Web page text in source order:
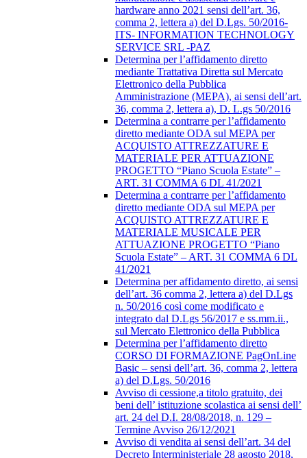
hardware anno 2021 sensi dell’art. 36,
comma 2, lettera a) del D.Lgs. 50/2016-
ITS- INFORMATION TECHNOLOGY
SERVICE SRL -PAZ
Determina per l’affidamento diretto
mediante Trattativa Diretta sul Mercato
Elettronico della Pubblica
Amministrazione (MEPA), ai sensi dell’art.
36, comma 2, lettera a), D. L.gs 50/2016
Determina a contrarre per l’affidamento
diretto mediante ODA sul MEPA per
ACQUISTO ATTREZZATURE E
MATERIALE PER ATTUAZIONE
PROGETTO “Piano Scuola Estate” –
ART. 31 COMMA 6 DL 41/2021
Determina a contrarre per l’affidamento
diretto mediante ODA sul MEPA per
ACQUISTO ATTREZZATURE E
MATERIALE MUSICALE PER
ATTUAZIONE PROGETTO “Piano
Scuola Estate” – ART. 31 COMMA 6 DL
41/2021
Determina per affidamento diretto, ai sensi
dell’art. 36 comma 2, lettera a) del D.Lgs
n. 50/2016 così come modificato e
integrato dal D.Lgs 56/2017 e ss.mm.ii.,
sul Mercato Elettronico della Pubblica
Determina per l’affidamento diretto
CORSO DI FORMAZIONE PagOnLine
Basic – sensi dell’art. 36, comma 2, lettera
a) del D.Lgs. 50/2016
Avviso di cessione,a titolo gratuito, dei
beni dell’ istituzione scolastica ai sensi dell’
art. 24 del D.I. 28/08/2018, n. 129 –
Termine Avviso 26/12/2021
Avviso di vendita ai sensi dell’art. 34 del
Decreto Interministeriale 28 agosto 2018,